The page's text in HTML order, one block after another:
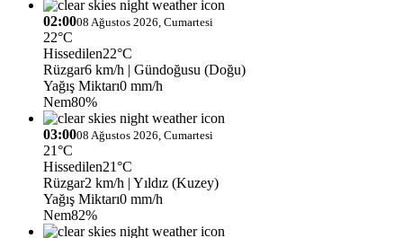
02:0008 Ağustos 2026, Cumartesi
22°C
Hissedilen22°C
Rüzgar6 km/h | Gündoğusu (Doğu)
Yağış Miktarı0 mm/h
Nem80%
03:0008 Ağustos 2026, Cumartesi
21°C
Hissedilen21°C
Rüzgar2 km/h | Yıldız (Kuzey)
Yağış Miktarı0 mm/h
Nem82%